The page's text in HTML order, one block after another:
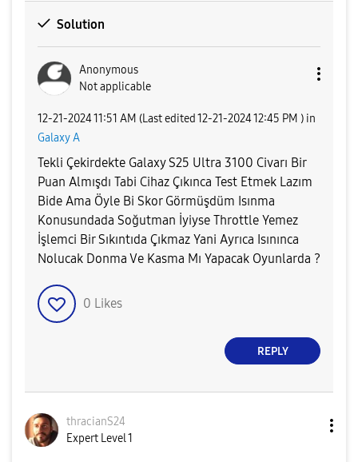
Solution
Anonymous
Not applicable
‎12-21-202411:51 AM (Last edited ‎12-21-202412:45 PM ) in
Galaxy A
Tekli Çekirdekte Galaxy S25 Ultra 3100 Civarı Bir
Puan Almışdı Tabi Cihaz Çıkınca Test Etmek Lazım
Bide Ama Öyle Bi Skor Görmüşdüm Isınma
Konusundada Soğutman İyiyse Throttle Yemez
İşlemci Bir Sıkıntıda Çıkmaz Yani Ayrıca Isınınca
Nolucak Donma Ve Kasma Mı Yapacak Oyunlarda ?
0 Likes
REPLY
thracianS24
Expert Level 1